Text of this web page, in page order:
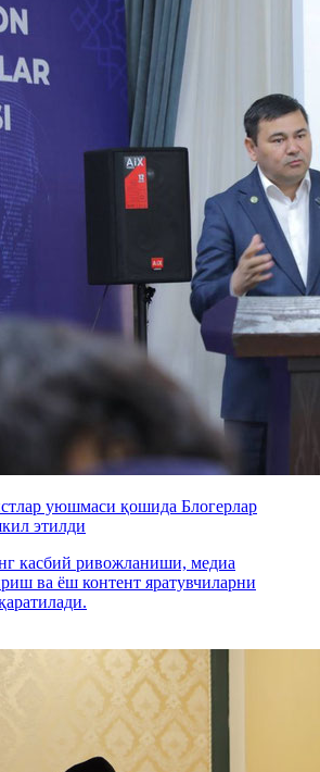
уюшмаси қошида Блогерлар
этилди
касбий ривожланиши, медиа
ва ёш контент яратувчиларни